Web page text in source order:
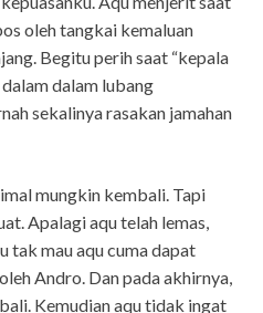
oleh tangkai kemaluan
Begitu perih saat “kepala
dalam lubang
sekalinya rasakan jamahan
mungkin kembali. Tapi
Apalagi aqu telah lemas,
tak mau aqu cuma dapat
Andro. Dan pada akhirnya,
Kemudian aqu tidak ingat